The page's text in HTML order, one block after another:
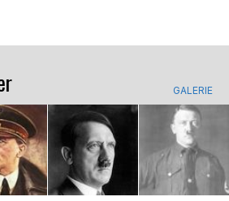
GALERIE